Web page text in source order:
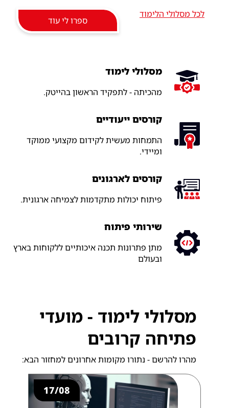
לכל מסלולי הלימוד
ספרו לי עוד
מסלולי לימוד
מהכיתה - לתפקיד הראשון בהייטק.
קורסים ייעודיים
התמחות מעשית לקידום מקצועי ממוקד
ומיידי.
קורסים לארגונים
פיתוח יכולות מתקדמות לצמיחה ארגונית.
שירותי פיתוח
מתן פתרונות תכנה איכותיים ללקוחות בארץ
ובעולם
מסלולי לימוד - מועדי
פתיחה קרובים
מהרו להרשם - נתורו מקומות אחרונים למחזור הבא:
17/08